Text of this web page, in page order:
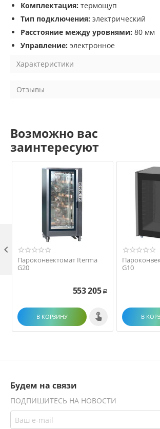
Комплектация: термощуп
Тип подключения: электрический
Расстояние между уровнями: 80 мм
Управление: электронное
Характеристики
Отзывы
Возможно вас
заинтересуют
Пароконвектомат Iterma
G20
553 205 Р
В КОРЗИНУ
G10
В

Будем на связи
ПОДПИШИТЕСЬ НА НОВОСТИ